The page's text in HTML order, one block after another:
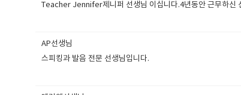
Teacher Jennifer제니퍼 선생님 이십니다.4년동안 근무하신
AP선생님
스피킹과 발음 전문 선생님입니다.